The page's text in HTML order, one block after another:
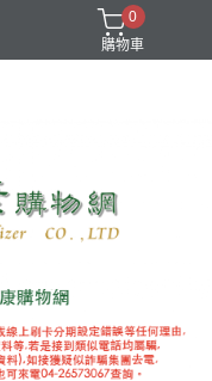
0
購物車